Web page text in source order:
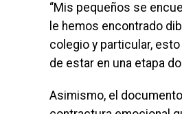
“Mis pequeños se
le hemos encontrado
colegio y particular,
de estar en una etapa
Asimismo, el